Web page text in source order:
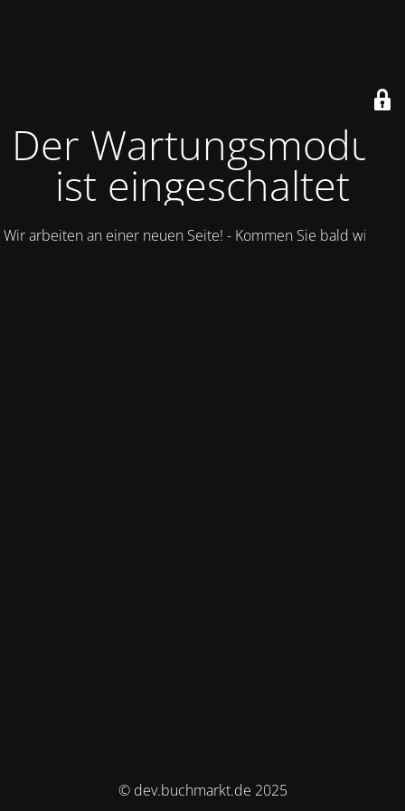
Der Wartungsmodus
ist eingeschaltet
Wir arbeiten an einer neuen Seite! - Kommen Sie bald wieder.
© dev.buchmarkt.de 2025